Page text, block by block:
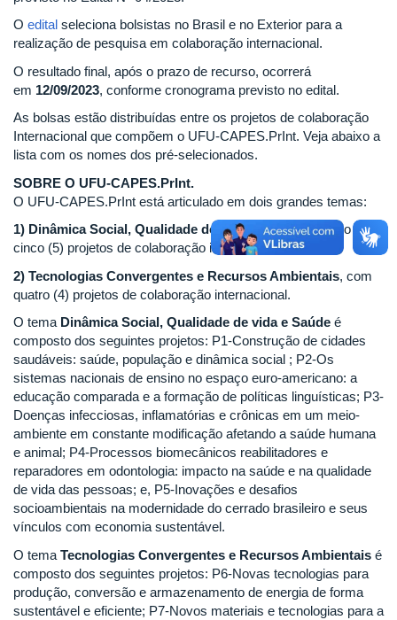
O edital seleciona bolsistas no Brasil e no Exterior para a
realização de pesquisa em colaboração internacional.
O resultado final, após o prazo de recurso, ocorrerá
em 12/09/2023, conforme cronograma previsto no edital.
As bolsas estão distribuídas entre os projetos de colaboração
Internacional que compõem o UFU-CAPES.PrInt. Veja abaixo a
lista com os nomes dos pré-selecionados.
SOBRE O UFU-CAPES.PrInt.
O UFU-CAPES.PrInt está articulado em dois grandes temas:
1) Dinâmica Social, Qualidade de Vida e Saúde, dividido em
cinco (5) projetos de colaboração internacional;
2) Tecnologias Convergentes e Recursos Ambientais, com
quatro (4) projetos de colaboração internacional.
O tema Dinâmica Social, Qualidade de vida e Saúde é
composto dos seguintes projetos: P1-Construção de cidades
saudáveis: saúde, população e dinâmica social ; P2-Os
sistemas nacionais de ensino no espaço euro-americano: a
educação comparada e a formação de políticas linguísticas; P3-
Doenças infecciosas, inflamatórias e crônicas em um meio-
ambiente em constante modificação afetando a saúde humana
e animal; P4-Processos biomecânicos reabilitadores e
reparadores em odontologia: impacto na saúde e na qualidade
de vida das pessoas; e, P5-Inovações e desafios
socioambientais na modernidade do cerrado brasileiro e seus
vínculos com economia sustentável.
O tema Tecnologias Convergentes e Recursos Ambientais é
composto dos seguintes projetos: P6-Novas tecnologias para
produção, conversão e armazenamento de energia de forma
sustentável e eficiente; P7-Novos materiais e tecnologias para a